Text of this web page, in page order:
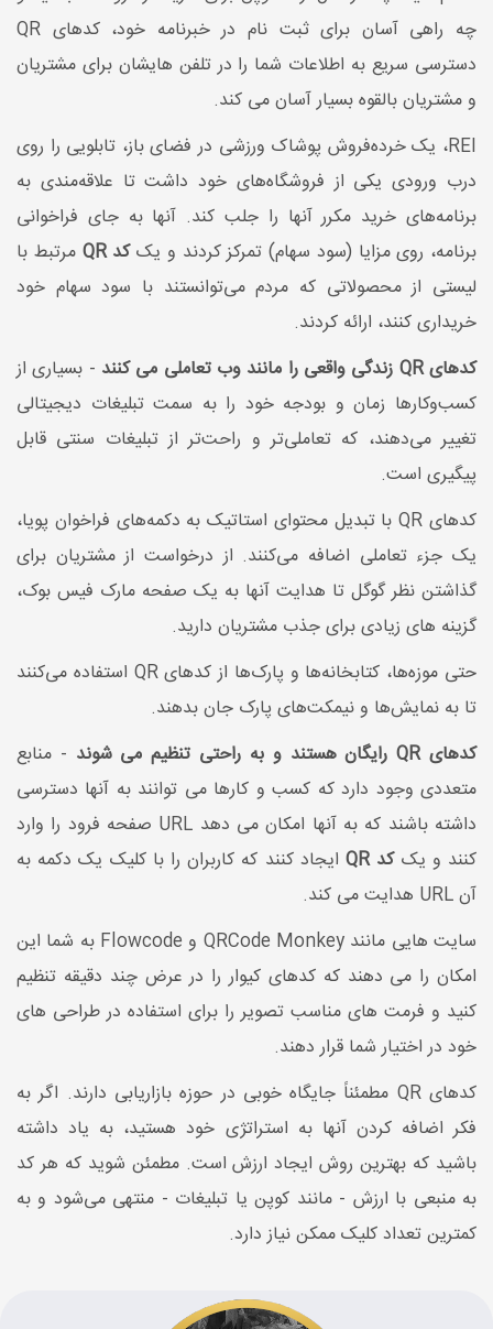
چه راهی آسان برای ثبت نام در خبرنامه خود، کدهای QR
دسترسی سریع به اطلاعات شما را در تلفن هایشان برای مشتریان
و مشتریان بالقوه بسیار آسان می کند.
REI، یک خرده‌فروش پوشاک ورزشی در فضای باز، تابلویی را روی
درب ورودی یکی از فروشگاه‌های خود داشت تا علاقه‌مندی به
برنامه‌های خرید مکرر آنها را جلب کند. آنها به جای فراخوانی
برنامه، روی مزایا (سود سهام) تمرکز کردند و یککد QR
مرتبط با
لیستی از محصولاتی که مردم می‌توانستند با سود سهام خود
خریداری کنند، ارائه کردند.
کدهای QR زندگی واقعی را مانند وب تعاملی می کنند
- بسیاری از
کسب‌وکارها زمان و بودجه خود را به سمت تبلیغات دیجیتالی
تغییر می‌دهند، که تعاملی‌تر و راحت‌تر از تبلیغات سنتی قابل
پیگیری است.
کدهای QR با تبدیل محتوای استاتیک به دکمه‌های فراخوان پویا،
یک جزء تعاملی اضافه می‌کنند. از درخواست از مشتریان برای
گذاشتن نظر گوگل تا هدایت آنها به یک صفحه مارک فیس بوک،
گزینه های زیادی برای جذب مشتریان دارید.
حتی موزه‌ها، کتابخانه‌ها و پارک‌ها از کدهای QR استفاده می‌کنند
تا به نمایش‌ها و نیمکت‌های پارک جان بدهند.
کدهای QR رایگان هستند و به راحتی تنظیم می شوند
- منابع
متعددی وجود دارد که کسب و کارها می توانند به آنها دسترسی
داشته باشند که به آنها امکان می دهد URL صفحه فرود را وارد
کنند و یککد QR
ایجاد کنند که کاربران را با کلیک یک دکمه به
آن URL هدایت می کند.
سایت هایی مانند QRCode Monkey و Flowcode به شما این
امکان را می دهند که کدهای کیوار را در عرض چند دقیقه تنظیم
کنید و فرمت های مناسب تصویر را برای استفاده در طراحی های
خود در اختیار شما قرار دهند.
کدهای QR مطمئناً جایگاه خوبی در حوزه بازاریابی دارند. اگر به
فکر اضافه کردن آنها به استراتژی خود هستید، به یاد داشته
باشید که بهترین روش ایجاد ارزش است. مطمئن شوید که هر کد
به منبعی با ارزش - مانند کوپن یا تبلیغات - منتهی می‌شود و به
کمترین تعداد کلیک ممکن نیاز دارد.